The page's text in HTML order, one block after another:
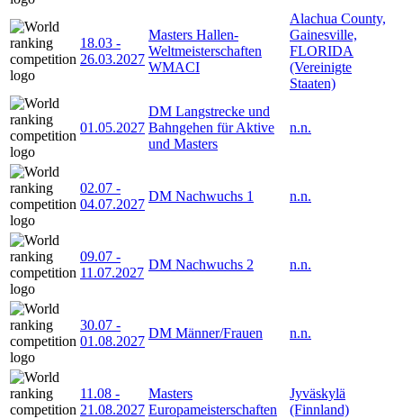
18.03 -
26.03.2027
Masters Hallen-
Weltmeisterschaften
WMACI
Alachua County,
Gainesville,
FLORIDA
(Vereinigte
Staaten)
01.05.2027
DM Langstrecke und
Bahngehen für Aktive
und Masters
n.n.
02.07 -
04.07.2027
DM Nachwuchs 1 n.n.
09.07 -
11.07.2027
DM Nachwuchs 2 n.n.
30.07 -
01.08.2027
DM Männer/Frauen n.n.
11.08 -
21.08.2027
Masters
Europameisterschaften
Jyväskylä
(Finnland)